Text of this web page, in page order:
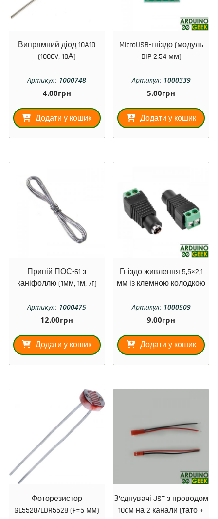
Випрямний діод 10A10
(1000V, 10А)
Артикул: 1000748
4.00грн
Додати у кошик
MicroUSB-гніздо (модуль
DIP 2.54 мм)
Артикул: 1000339
5.00грн
Додати у кошик
Припій ПОС-61 з
каніфоллю (1мм, 1м, 7г)
Артикул: 1000475
12.00грн
Додати у кошик
Гніздо живлення 5,5×2,1
мм із клемною колодкою
Артикул: 1000509
9.00грн
Додати у кошик
Фоторезистор
GL5528/LDR5528 (F=5 мм)
З’єднувачі JST з проводом
10см на 2 канали (тато +